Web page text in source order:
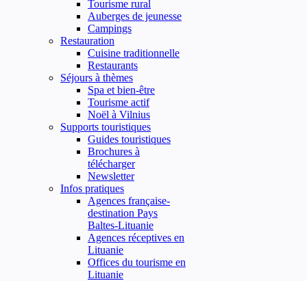
Tourisme rural
Auberges de jeunesse
Campings
Restauration
Cuisine traditionnelle
Restaurants
Séjours à thèmes
Spa et bien-être
Tourisme actif
Noël à Vilnius
Supports touristiques
Guides touristiques
Brochures à
télécharger
Newsletter
Infos pratiques
Agences française-
destination Pays
Baltes-Lituanie
Agences réceptives en
Lituanie
Offices du tourisme en
Lituanie